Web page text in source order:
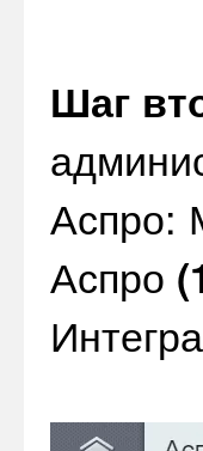
Шаг
Аспро:
Аспро